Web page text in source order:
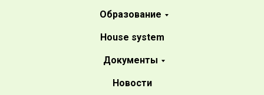
Образование
House system
Документы
Новости